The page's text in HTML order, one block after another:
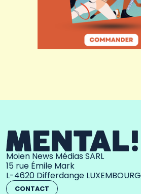
Moien News Médias SARL
15 rue Émile Mark
L-4620 Differdange LUXEMBOURG
CONTACT